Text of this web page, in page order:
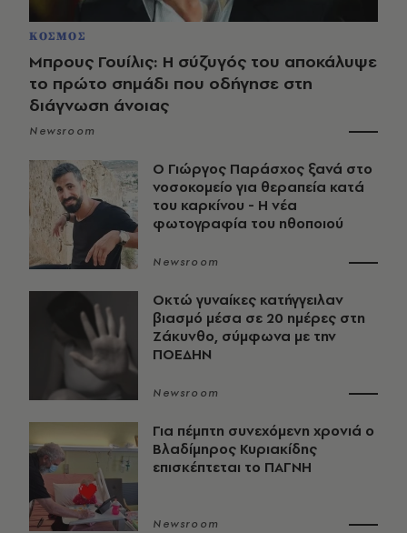
ΚΟΣΜΟΣ
Μπρους Γουίλις: Η σύζυγός του αποκάλυψε
το πρώτο σημάδι που οδήγησε στη
διάγνωση άνοιας
Newsroom
O Γιώργος Παράσχος ξανά στο
νοσοκομείο για θεραπεία κατά
του καρκίνου - Η νέα
φωτογραφία του ηθοποιού
Newsroom
Οκτώ γυναίκες κατήγγειλαν
βιασμό μέσα σε 20 ημέρες στη
Ζάκυνθο, σύμφωνα με την
ΠΟΕΔΗΝ
Newsroom
Για πέμπτη συνεχόμενη χρονιά ο
Βλαδίμηρος Κυριακίδης
επισκέπτεται το ΠΑΓΝΗ
Newsroom